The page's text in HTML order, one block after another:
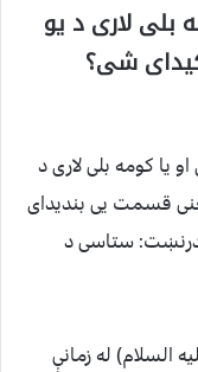
بلی لاری د یو
شی؟
یا کومه بلی لاری د
قسمت یی بندیدای
درنښت: ستاسی د
السلام) له زمانې